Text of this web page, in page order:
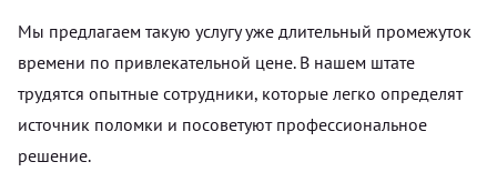
Мы предлагаем такую услугу уже длительный промежуток
времени по привлекательной цене. В нашем штате
трудятся опытные сотрудники, которые легко определят
источник поломки и посоветуют профессиональное
решение.